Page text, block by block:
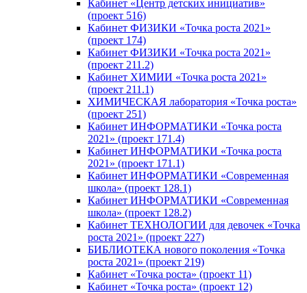
Кабинет «Центр детских инициатив»
(проект 516)
Кабинет ФИЗИКИ «Точка роста 2021»
(проект 174)
Кабинет ФИЗИКИ «Точка роста 2021»
(проект 211.2)
Кабинет ХИМИИ «Точка роста 2021»
(проект 211.1)
ХИМИЧЕСКАЯ лаборатория «Точка роста»
(проект 251)
Кабинет ИНФОРМАТИКИ «Точка роста
2021» (проект 171.4)
Кабинет ИНФОРМАТИКИ «Точка роста
2021» (проект 171.1)
Кабинет ИНФОРМАТИКИ «Современная
школа» (проект 128.1)
Кабинет ИНФОРМАТИКИ «Современная
школа» (проект 128.2)
Кабинет ТЕХНОЛОГИИ для девочек «Точка
роста 2021» (проект 227)
БИБЛИОТЕКА нового поколения «Точка
роста 2021» (проект 219)
Кабинет «Точка роста» (проект 11)
Кабинет «Точка роста» (проект 12)